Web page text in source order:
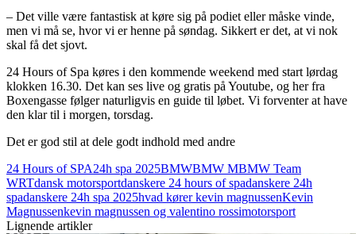
– Det ville være fantastisk at køre sig på podiet eller måske vinde,
men vi må se, hvor vi er henne på søndag. Sikkert er det, at vi nok
skal få det sjovt.
24 Hours of Spa køres i den kommende weekend med start lørdag
klokken 16.30. Det kan ses live og gratis på Youtube, og her fra
Boxengasse følger naturligvis en guide til løbet. Vi forventer at have
den klar til i morgen, torsdag.
Det er god stil at dele godt indhold med andre
24 Hours of SPA24h spa 2025BMWBMW MBMW Team
WRTdansk motorsportdanskere 24 hours of spadanskere 24h
spadanskere 24h spa 2025hvad kører kevin magnussenKevin
Magnussenkevin magnussen og valentino rossimotorsport
Lignende artikler